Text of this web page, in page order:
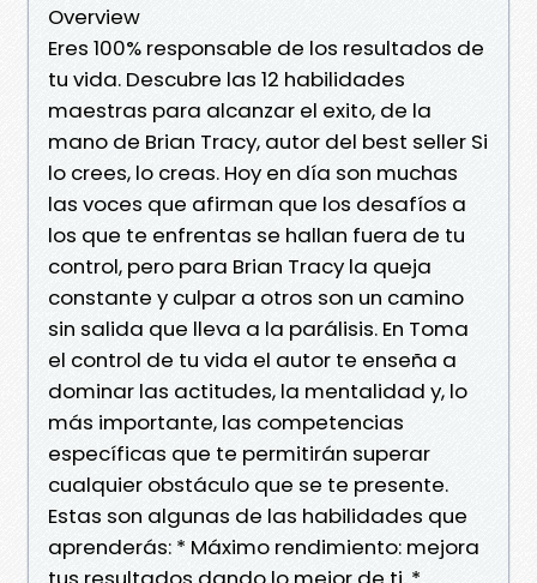
Overview
Eres 100% responsable de los resultados de
tu vida. Descubre las 12 habilidades
maestras para alcanzar el exito, de la
mano de Brian Tracy, autor del best seller Si
lo crees, lo creas. Hoy en día son muchas
las voces que afirman que los desafíos a
los que te enfrentas se hallan fuera de tu
control, pero para Brian Tracy la queja
constante y culpar a otros son un camino
sin salida que lleva a la parálisis. En Toma
el control de tu vida el autor te enseña a
dominar las actitudes, la mentalidad y, lo
más importante, las competencias
específicas que te permitirán superar
cualquier obstáculo que se te presente.
Estas son algunas de las habilidades que
aprenderás: * Máximo rendimiento: mejora